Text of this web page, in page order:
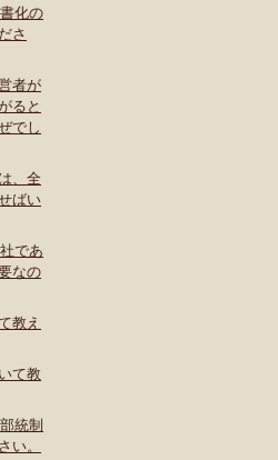
化の
さ
者が
ると
でし
、全
ばい
であ
なの
教え
て教
統制
い。